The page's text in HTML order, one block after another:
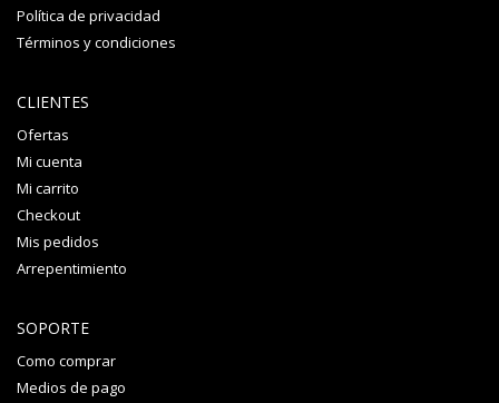
Política de privacidad
Términos y condiciones
CLIENTES
Ofertas
Mi cuenta
Mi carrito
Checkout
Mis pedidos
Arrepentimiento
SOPORTE
Como comprar
Medios de pago